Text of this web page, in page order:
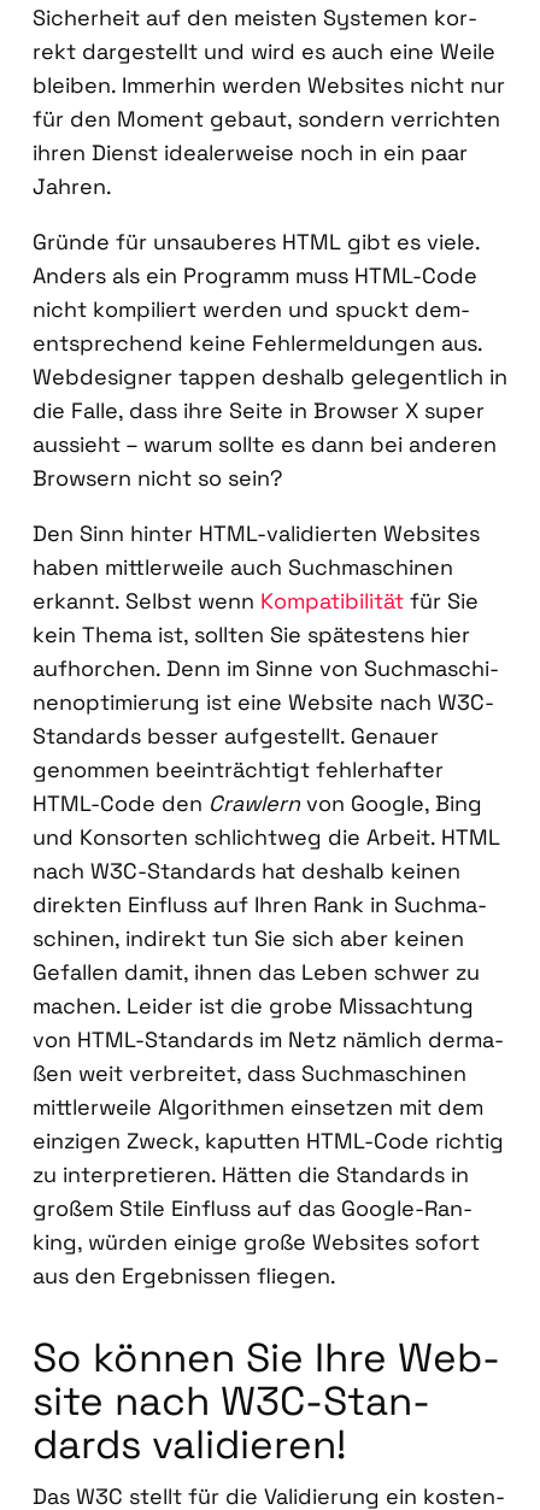
Sicher­heit auf den meis­ten Sys­te­men kor­
rekt dar­ge­stellt und wird es auch eine Wei­le
blei­ben. Immer­hin wer­den Web­sites nicht nur
für den Moment gebaut, son­dern ver­rich­ten
ihren Dienst idea­ler­wei­se noch in ein paar
Jah­ren.
Grün­de für unsau­be­res HTML gibt es vie­le.
Anders als ein Pro­gramm muss HTML-Code
nicht kom­pi­liert wer­den und spuckt dem­
entspre­chend kei­ne Feh­ler­mel­dun­gen aus.
Web­de­si­gner tap­pen des­halb gele­gent­lich in
die Fal­le, dass ihre Sei­te in Brow­ser X super
aus­sieht – war­um soll­te es dann bei ande­ren
Brow­sern nicht so sein?
Den Sinn hin­ter HTML-vali­dier­ten Web­sites
haben mitt­ler­wei­le auch Such­ma­schi­nen
erkannt. Selbst wenn Kom­pa­ti­bi­li­tät für Sie
kein The­ma ist, soll­ten Sie spä­tes­tens hier
auf­hor­chen. Denn im Sin­ne von Such­ma­schi­
nen­op­ti­mie­rung ist eine Web­site nach W3C-
Stan­dards bes­ser auf­ge­stellt. Genau­er
genom­men beein­träch­tigt feh­ler­haf­ter
HTML-Code den Craw­lern von Goog­le, Bing
und Kon­sor­ten schlicht­weg die Arbeit. HTML
nach W3C-Stan­dards hat des­halb kei­nen
direk­ten Ein­fluss auf Ihren Rank in Such­ma­
schi­nen, indi­rekt tun Sie sich aber kei­nen
Gefal­len damit, ihnen das Leben schwer zu
machen. Lei­der ist die gro­be Miss­ach­tung
von HTML-Stan­dards im Netz näm­lich der­ma­
ßen weit ver­brei­tet, dass Such­ma­schi­nen
mitt­ler­wei­le Algo­rith­men ein­set­zen mit dem
ein­zi­gen Zweck, kaput­ten HTML-Code rich­tig
zu inter­pre­tie­ren. Hät­ten die Stan­dards in
gro­ßem Sti­le Ein­fluss auf das Goog­le-Ran­
king, wür­den eini­ge gro­ße Web­sites sofort
aus den Ergeb­nis­sen flie­gen.
So kön­nen Sie Ihre Web­
site nach W3C-Stan­
dards vali­die­ren!
Das W3C stellt für die Vali­die­rung ein kos­ten­